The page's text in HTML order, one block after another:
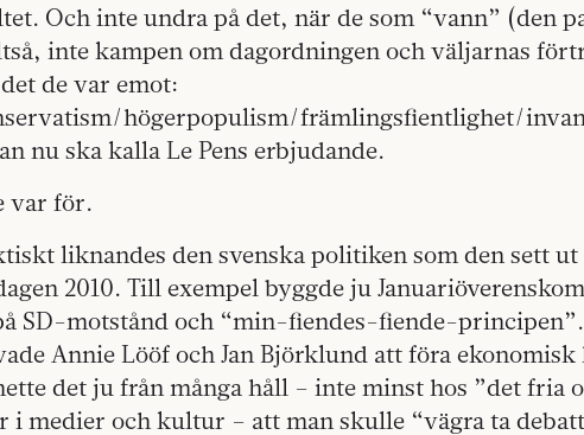
Och inte undra på det, när de som “vann” (den
inte kampen om dagordningen och väljarnas
de var emot:
högerpopulism/främlingsfientlighet/
nu ska kalla Le Pens erbjudande.
var för.
liknandes den svenska politiken som den sett ut
2010. Till exempel byggde ju
SD-motstånd och “min-fiendes-fiende-
Annie Lööf och Jan Björklund att föra
det ju från många håll – inte minst hos ”det fria
i medier och kultur – att man skulle “vägra ta